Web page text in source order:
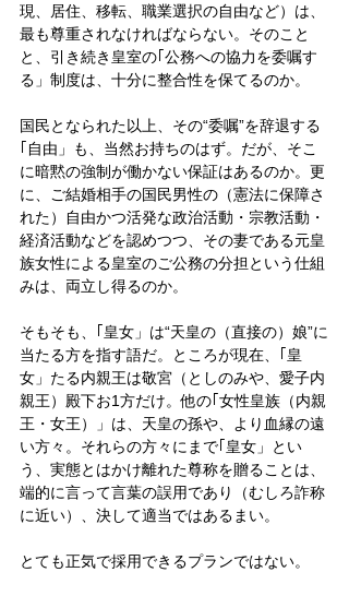
現、居住、移転、職業選択の自由など）は、
最も尊重されなければならない。そのこと
と、引き続き皇室の｢公務への協力を委嘱す
る」制度は、十分に整合性を保てるのか。
国民となられた以上、その“委嘱”を辞退する
｢自由」も、当然お持ちのはず。だが、そこ
に暗黙の強制が働かない保証はあるのか。更
に、ご結婚相手の国民男性の（憲法に保障さ
れた）自由かつ活発な政治活動・宗教活動・
経済活動などを認めつつ、その妻である元皇
族女性による皇室のご公務の分担という仕組
みは、両立し得るのか。
そもそも、｢皇女」は“天皇の（直接の）娘”に
当たる方を指す語だ。ところが現在、｢皇
女」たる内親王は敬宮（としのみや、愛子内
親王）殿下お1方だけ。他の｢女性皇族（内親
王・女王）」は、天皇の孫や、より血縁の遠
い方々。それらの方々にまで｢皇女」とい
う、実態とはかけ離れた尊称を贈ることは、
端的に言って言葉の誤用であり（むしろ詐称
に近い）、決して適当ではあるまい。
とても正気で採用できるプランではない。